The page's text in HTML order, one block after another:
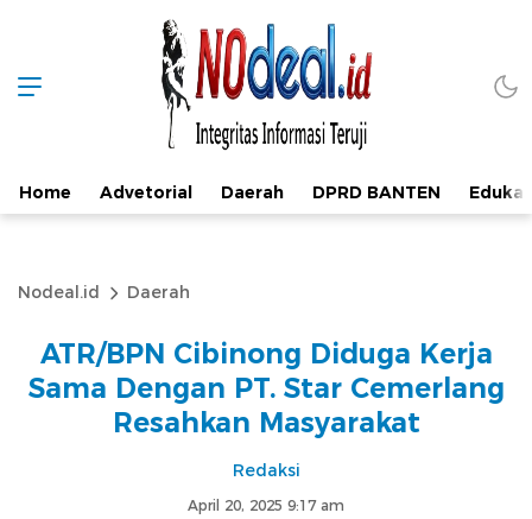
Home Advetorial Daerah DPRD BANTEN
Nodeal.id Daerah
ATR/BPN Cibinong Diduga Kerja
Sama Dengan PT. Star Cemerlang
Resahkan Masyarakat
Redaksi
April 20, 2025 9:17 am